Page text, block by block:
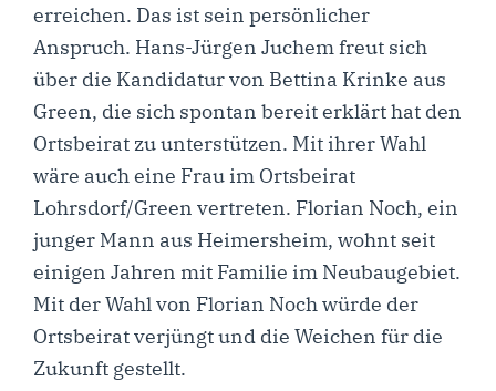
errei­chen. Das ist sein per­sön­li­cher
Anspruch. Hans-Jür­­gen Juchem freut sich
über die Kan­di­da­tur von Bet­ti­na Krin­ke aus
Green, die sich spon­tan bereit erklärt hat den
Orts­bei­rat zu unter­stüt­zen. Mit ihrer Wahl
wäre auch eine Frau im Orts­bei­rat
Lohrsdorf/Green ver­tre­ten. Flo­ri­an Noch, ein
jun­ger Mann aus Hei­mers­heim, wohnt seit
eini­gen Jah­ren mit Fami­lie im Neu­bau­ge­biet.
Mit der Wahl von Flo­ri­an Noch wür­de der
Orts­bei­rat ver­jüngt und die Wei­chen für die
Zukunft gestellt.